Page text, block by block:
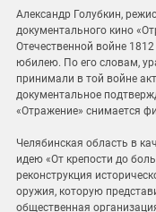
Александр Голубкин,
документального кино
Отечественной войне
юбилею. По его словам,
принимали в той войне
документальное
«Отражение» снимается
Челябинская область в
идею «От крепости до
реконструкция
оружия, которую
общественная